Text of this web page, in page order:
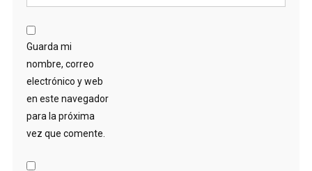
Guarda mi
nombre, correo
electrónico y web
en este navegador
para la próxima
vez que comente.